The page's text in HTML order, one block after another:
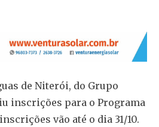
de Niterói, do Grupo
inscrições para o Programa
vão até o dia 31/10.